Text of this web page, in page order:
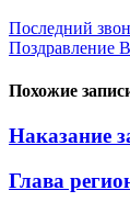
Последний
Поздравление
Похожие
Наказание
Глава